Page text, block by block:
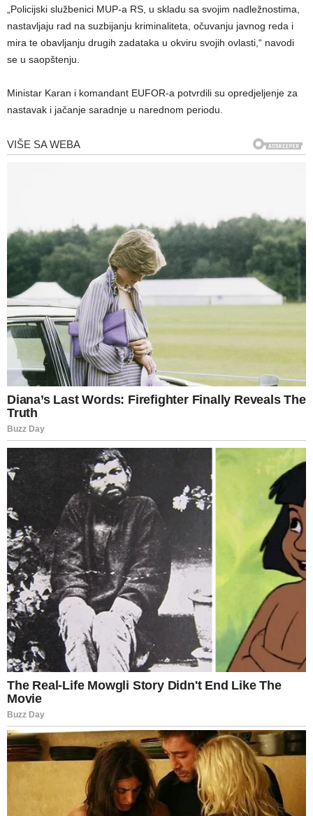
„Policijski službenici MUP-a RS, u skladu sa svojim nadležnostima,
nastavljaju rad na suzbijanju kriminaliteta, očuvanju javnog reda i
mira te obavljanju drugih zadataka u okviru svojih ovlasti,“ navodi
se u saopštenju.
Ministar Karan i komandant EUFOR-a potvrdili su opredjeljenje za
nastavak i jačanje saradnje u narednom periodu.